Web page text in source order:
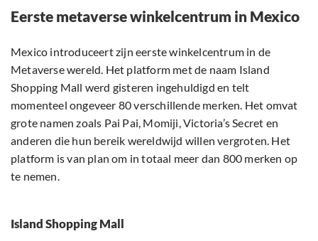
Eerste metaverse winkelcentrum in Mexico
Mexico introduceert zijn eerste winkelcentrum in de
Metaverse wereld. Het platform met de naam Island
Shopping Mall werd gisteren ingehuldigd en telt
momenteel ongeveer 80 verschillende merken. Het omvat
grote namen zoals Pai Pai, Momiji, Victoria’s Secret en
anderen die hun bereik wereldwijd willen vergroten. Het
platform is van plan om in totaal meer dan 800 merken op
te nemen.
Island Shopping Mall